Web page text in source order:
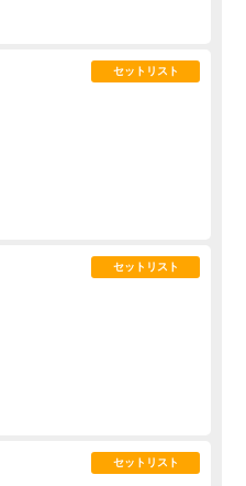
セットリスト
セットリスト
セットリスト